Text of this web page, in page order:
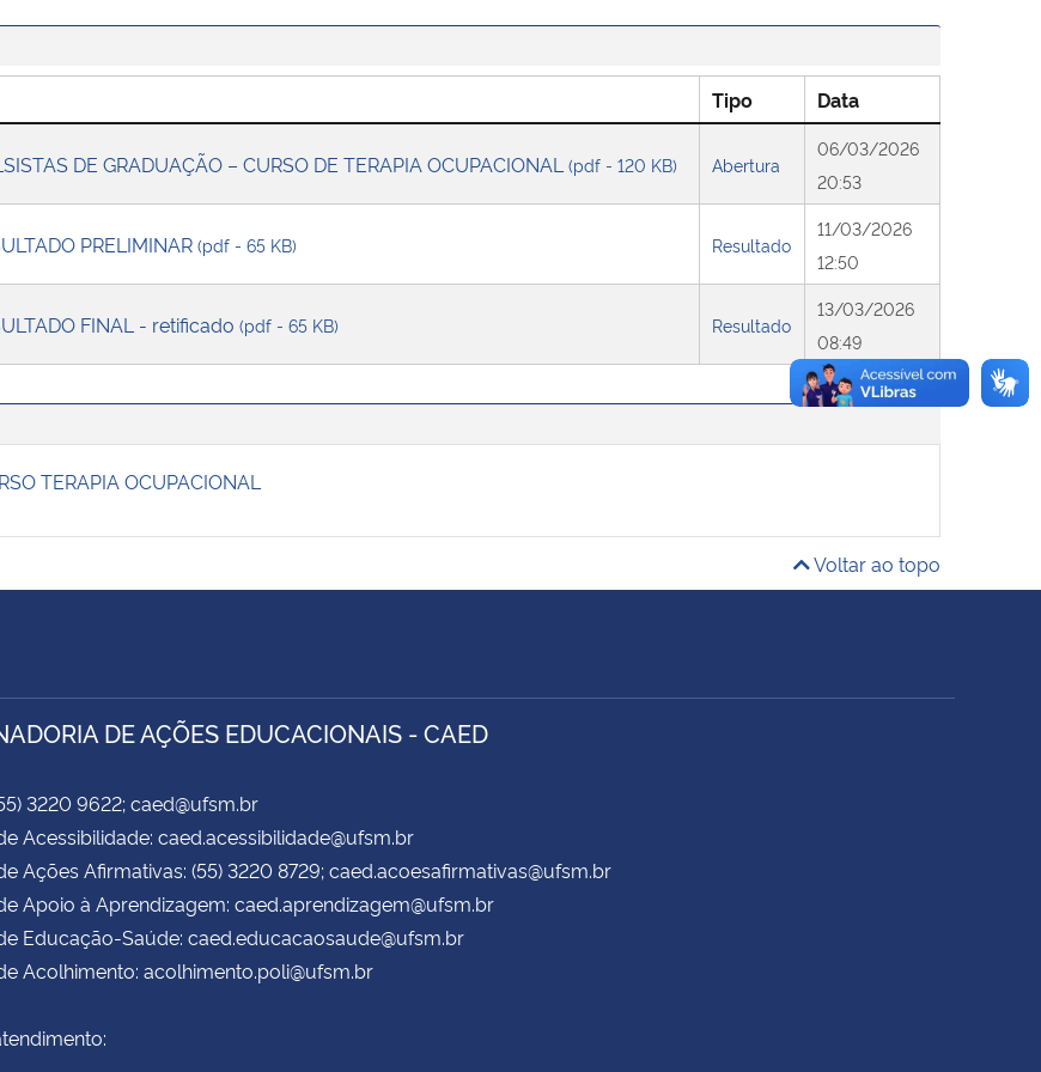
Tipo Data
DE GRADUAÇÃO – CURSO DE TERAPIA OCUPACIONAL (pdf - 120 KB) Abertura
06/03/2026
20:53
PRELIMINAR (pdf - 65 KB) Resultado
11/03/2026
12:50
FINAL - retificado (pdf - 65 KB) Resultado
13/03/2026
08:49
TERAPIA OCUPACIONAL
Voltar ao topo
DE AÇÕES EDUCACIONAIS - CAED
3220 9622; caed@ufsm.br
Acessibilidade: caed.acessibilidade@ufsm.br
Ações Afirmativas: (55) 3220 8729; caed.acoesafirmativas@ufsm.br
Apoio à Aprendizagem: caed.aprendizagem@ufsm.br
Educação-Saúde: caed.educacaosaude@ufsm.br
Acolhimento: acolhimento.poli@ufsm.br